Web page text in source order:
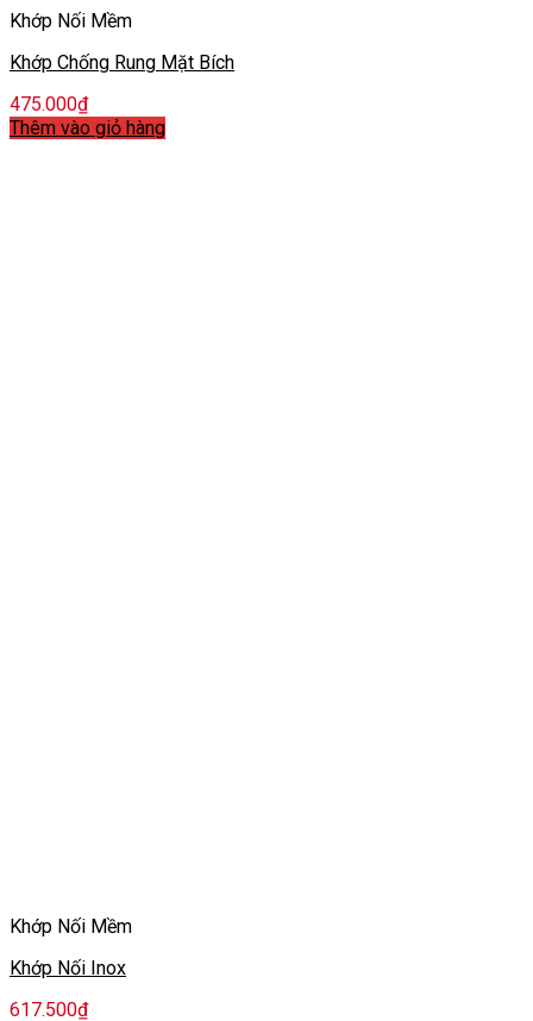
Khớp Nối Mềm
Khớp Chống Rung Mặt Bích
475.000₫
Thêm vào giỏ hàng
Khớp Nối Mềm
Khớp Nối Inox
617.500₫